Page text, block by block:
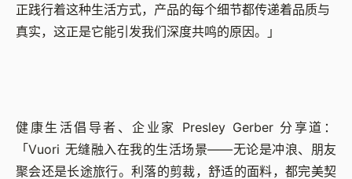
正践行着这种生活方式，产品的每个细节都传递着品质与
真实，这正是它能引发我们深度共鸣的原因。」
健康生活倡导者、企业家 Presley Gerber 分享道：
「Vuori 无缝融入在我的生活场景——无论是冲浪、朋友
聚会还是长途旅行。利落的剪裁，舒适的面料，都完美契